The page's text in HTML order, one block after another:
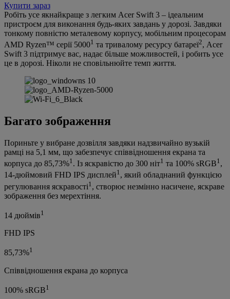
Купити зараз
Робіть усе якнайкраще з легким Acer Swift 3 – ідеальним
пристроєм для виконання будь-яких завдань у дорозі. Завдяки
тонкому повністю металевому корпусу, мобільним процесорам
AMD Ryzen™ серії 50001 та тривалому ресурсу батареї2, Acer
Swift 3 підтримує вас, надає більше можливостей, і робить усе
це в дорозі. Ніколи не сповільнюйте темп життя.
Багато зображення
Пориньте у вибране дозвілля завдяки надзвичайно вузькій
рамці на 5,1 мм, що забезпечує співвідношення екрана та
корпуса до 85,73%1. Із яскравістю до 300 ніт1 та 100% sRGB1,
14-дюймовий FHD IPS дисплей1, який обладнаний функцією
регулювання яскравості1 , створює незмінно насичене, яскраве
зображення без мерехтіння.
14 дюймів1
FHD IPS
85,73%1
Співвідношення екрана до корпуса
100% sRGB1